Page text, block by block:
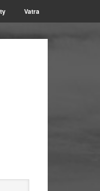
Vatra